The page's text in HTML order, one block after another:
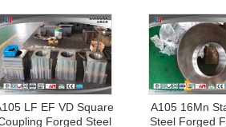
LF EF VD Square
Forged Steel
A105 16Mn
Steel Forged